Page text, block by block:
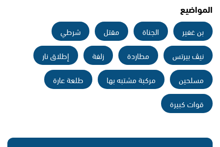
المواضيع
بن غفير الجناة مقتل
شرطي
نيڤ بيرتس
مطاردة زلفة
إطلاق نار
مسلحين
مركبة مشتبه بها
طلعة عارة
قوات كبيرة